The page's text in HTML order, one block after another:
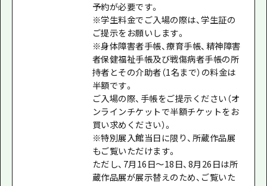
予約が必要です。
※学生料金でご入場の際は、学生証の
ご提示をお願いします。
※身体障害者手帳、療育手帳、精神障害
者保健福祉手帳及び戦傷病者手帳の所
持者とその介助者（1名まで）の料金は
半額です。
ご入場の際、手帳をご提示ください（オ
ンラインチケットで半額チケットをお
買い求めください）。
※特別展入館当日に限り、所蔵作品展
もご覧いただけます。
ただし、7月16日～18日、8月26日は所
蔵作品展が展示替えのため、ご覧いた